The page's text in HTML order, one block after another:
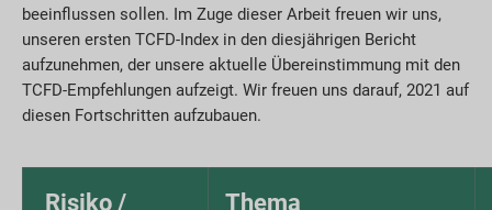
beeinflussen sollen. Im Zuge dieser Arbeit freuen wir uns,
unseren ersten TCFD-Index in den diesjährigen Bericht
aufzunehmen, der unsere aktuelle Übereinstimmung mit den
TCFD-Empfehlungen aufzeigt. Wir freuen uns darauf, 2021 auf
diesen Fortschritten aufzubauen.
Risiko / Thema